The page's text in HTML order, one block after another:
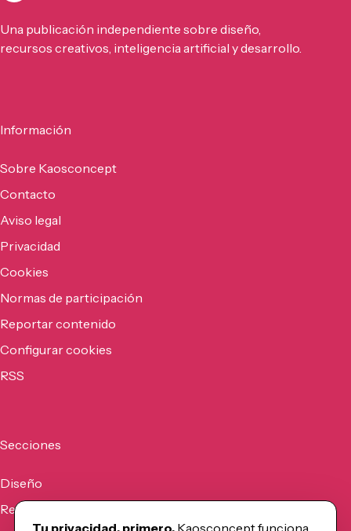
Una publicación independiente sobre diseño,
recursos creativos, inteligencia artificial y desarrollo.
Información
Sobre Kaosconcept
Contacto
Aviso legal
Privacidad
Cookies
Normas de participación
Reportar contenido
Configurar cookies
RSS
Secciones
Diseño
Recursos
Tu privacidad, primero. Kaosconcept funciona